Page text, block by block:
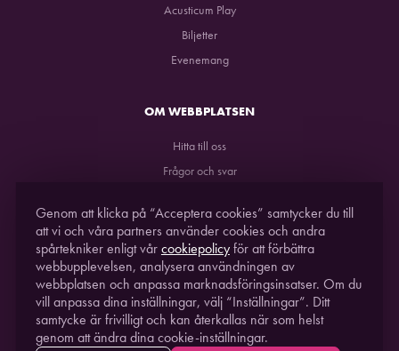
Acusticum Play
Biljetter
Evenemang
OM WEBBPLATSEN
Hitta till oss
Frågor och svar
Genom att klicka på “Acceptera cookies” samtycker du till
att vi och våra partners använder cookies och andra
spårtekniker enligt vårcookiepolicyför att förbättra
webbupplevelsen, analysera användningen av
webbplatsen och anpassa marknadsföringsinsatser. Om du
vill anpassa dina inställningar, välj “Inställningar”. Ditt
samtycke är frivilligt och kan återkallas när som helst
genom att ändra dina cookie-inställningar.